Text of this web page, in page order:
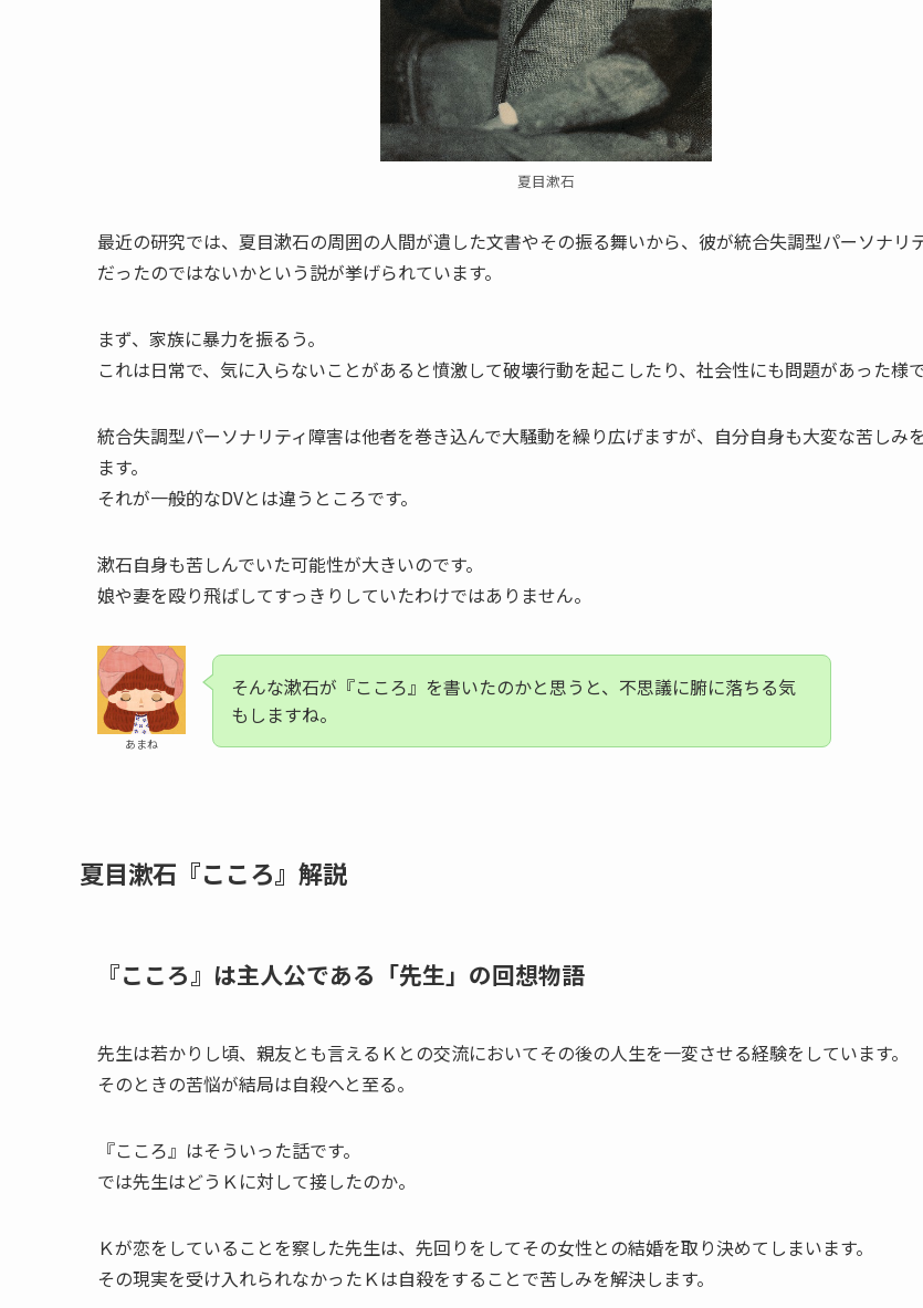
夏目漱石
最近の研究では、夏目漱石の周囲の人間が遺した文書やその振る舞いから、彼が統合失調型パーソナリ
だったのではないかという説が挙げられています。
まず、家族に暴力を振るう。
これは日常で、気に入らないことがあると憤激して破壊行動を起こしたり、社会性にも問題があった様で
統合失調型パーソナリティ障害は他者を巻き込んで大騒動を繰り広げますが、自分自身も大変な苦しみ
ます。
それが一般的なDVとは違うところです。
漱石自身も苦しんでいた可能性が大きいのです。
娘や妻を殴り飛ばしてすっきりしていたわけではありません。
あまね
そんな漱石が『こころ』を書いたのかと思うと、不思議に腑に落ちる気
もしますね。
夏目漱石『こころ』解説
『こころ』は主人公である「先生」の回想物語
先生は若かりし頃、親友とも言えるＫとの交流においてその後の人生を一変させる経験をしています。
そのときの苦悩が結局は自殺へと至る。
『こころ』はそういった話です。
では先生はどうＫに対して接したのか。
Ｋが恋をしていることを察した先生は、先回りをしてその女性との結婚を取り決めてしまいます。
その現実を受け入れられなかったＫは自殺をすることで苦しみを解決します。